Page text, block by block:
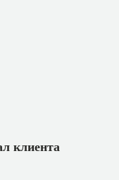
клиента